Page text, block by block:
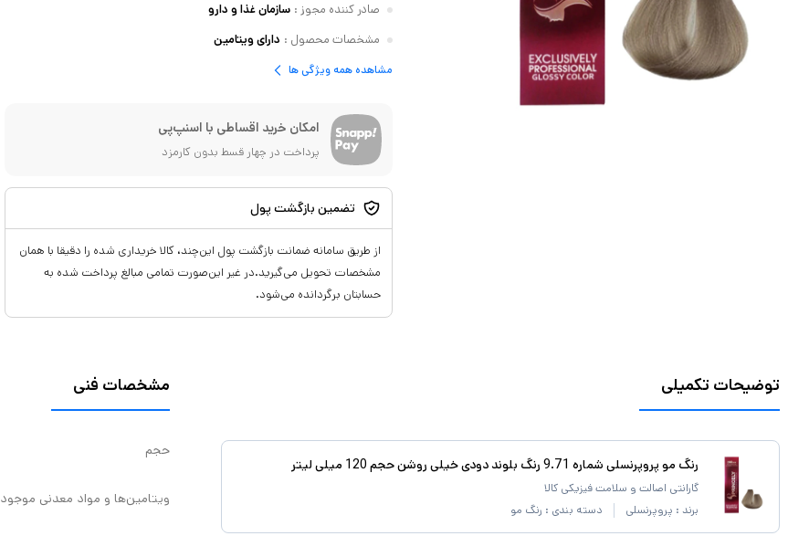
صادر کننده مجوز : سازمان غذا و دارو
مشخصات محصول : دارای ویتامین
مشاهده همه ویژگی ها
امکان خرید اقساطی با اسنپ‌پی
پرداخت در چهار قسط بدون کارمزد
تضمین بازگشت پول
از طریق سامانه ضمانت بازگشت پول این‌چند، کالا خریداری شده را دقیقا با همان
مشخصات تحویل می‌گیرید.در غیر این‌صورت تمامی مبالغ پرداخت شده به
حسابتان برگردانده می‌شود.
توضیحات تکمیلی
رنگ مو پروپرنسلی شماره 9.71 رنگ بلوند دودی خیلی روشن حجم 120 میلی لیتر
گارانتی اصالت و سلامت فیزیکی کالا
برند : پروپرنسلی دسته بندی : رنگ مو
مشخصات فنی
حجم
ویتامین‌ها و مواد معدنی موجود